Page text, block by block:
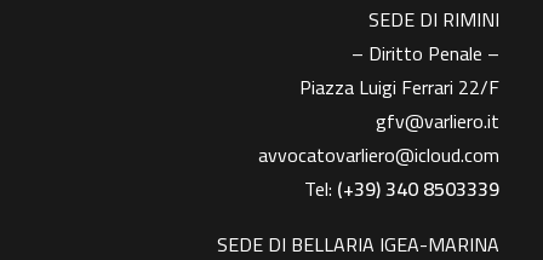
SEDE DI RIMINI
– Diritto Penale –
Piazza Luigi Ferrari 22/F
gfv@varliero.it
avvocatovarliero@icloud.com
Tel: (+39) 340 8503339
SEDE DI BELLARIA IGEA-MARINA